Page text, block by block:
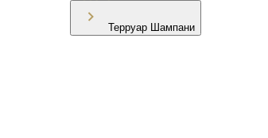
Терруар Шампани